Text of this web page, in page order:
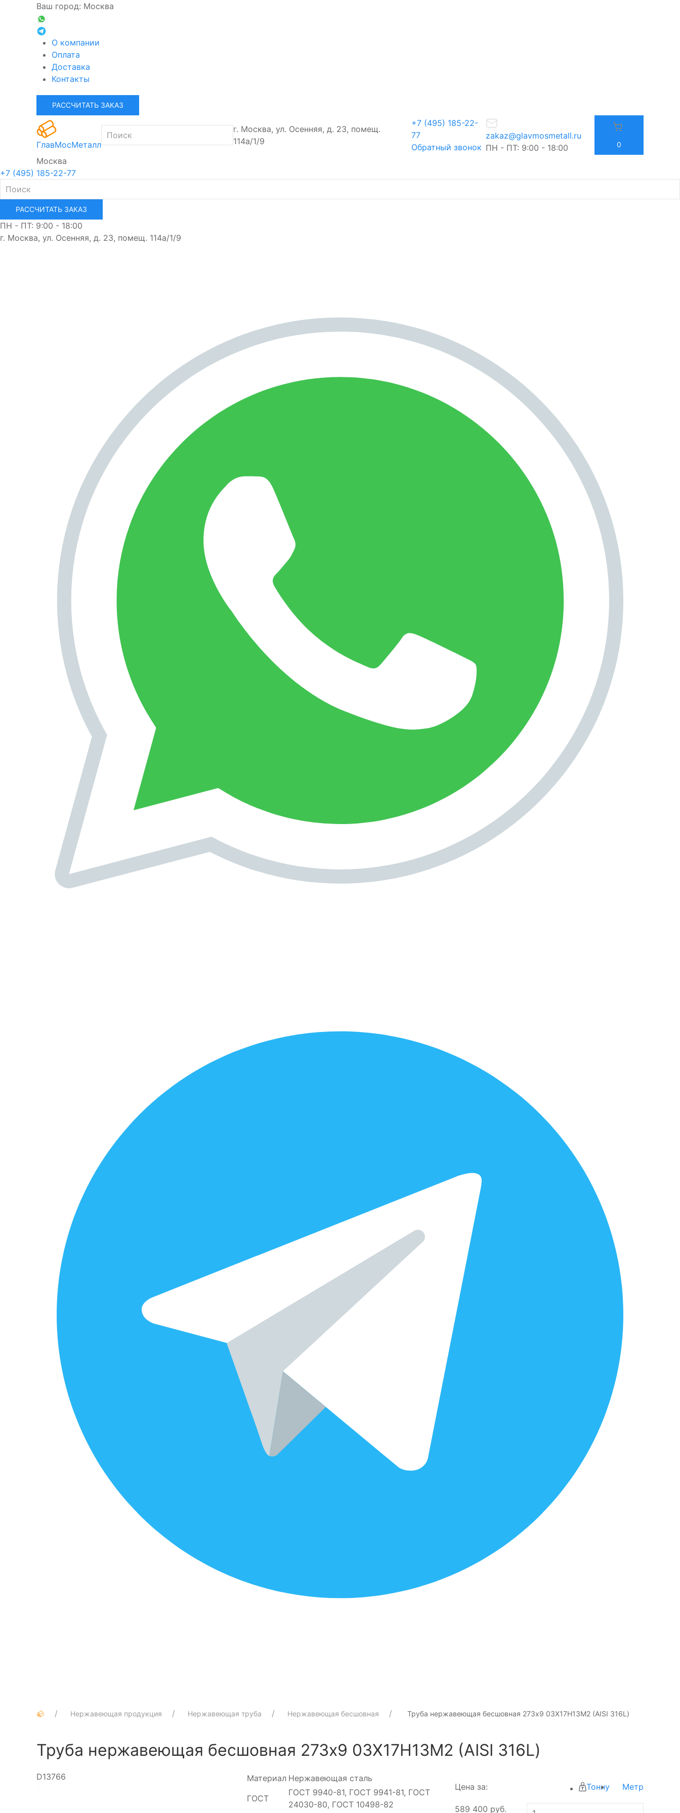
Ваш город: Москва
О компании
Оплата
Доставка
Контакты
РАССЧИТАТЬ ЗАКАЗ
ГлавМосМеталл
г. Москва, ул. Осенняя, д. 23, помещ.
114а/1/9
+7 (495) 185-22-
77
Обратный звонок
zakaz@glavmosmetall.ru
ПН - ПТ: 9:00 - 18:00
0
Москва
+7 (495) 185-22-77
РАССЧИТАТЬ ЗАКАЗ
ПН - ПТ: 9:00 - 18:00
г. Москва, ул. Осенняя, д. 23, помещ. 114а/1/9
Нержавеющая продукция Нержавеющая труба Нержавеющая бесшовная Труба нержавеющая бесшовная 273х9 03Х17Н13М2 (AISI 316L)
Труба нержавеющая бесшовная 273х9 03Х17Н13М2 (AISI 316L)
D13766 Материал Нержавеющая сталь
ГОСТ
ГОСТ 9940-81, ГОСТ 9941-81, ГОСТ
24030-80, ГОСТ 10498-82
Цена за: Тонну Метр
589 400 руб.